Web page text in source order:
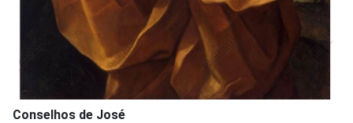
Conselhos de José